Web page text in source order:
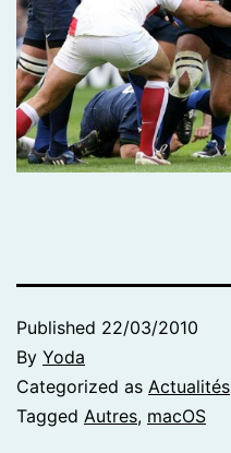
Published 22/03/2010
By Yoda
Categorized as Actualités
Tagged Autres, macOS